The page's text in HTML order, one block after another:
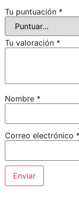
Tu puntuación *
Tu valoración *
Nombre *
Correo electrónico *